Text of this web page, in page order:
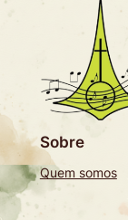
Sobre
Quem somos